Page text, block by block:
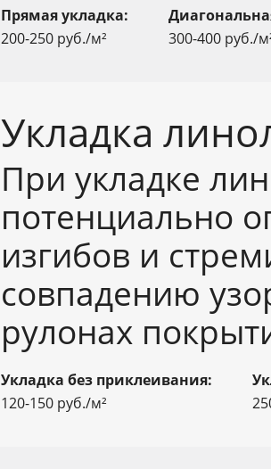
Прямая укладка:
200-250 руб./м²
300-400 руб./
Укладка
При укладке
потенциально
изгибов и
совпадению
рулонах
Укладка без приклеивания:
120-150 руб./м²